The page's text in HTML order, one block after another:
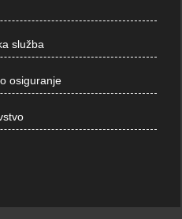
služba
osiguranje